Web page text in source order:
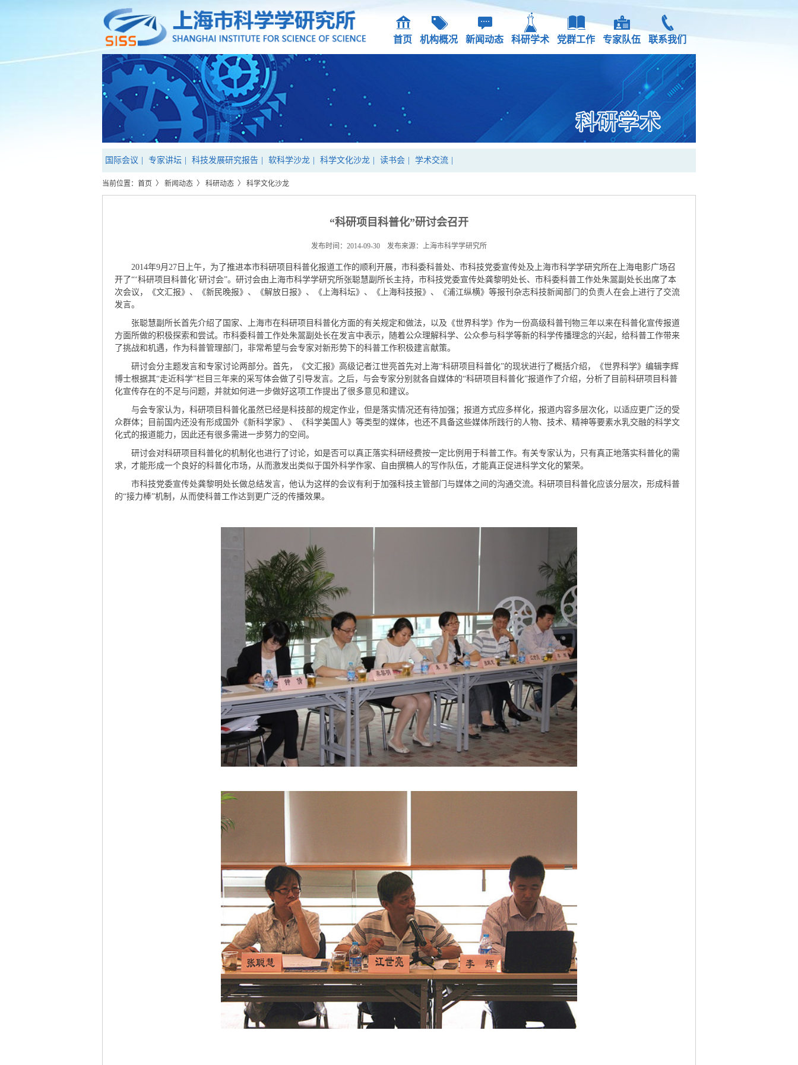
首页 机构概况 新闻动态 科研学术 党群工作 专家队伍 联系我们
国际会议 专家讲坛 科技发展研究报告 软科学沙龙 科学文化沙龙 读书会 学术交流
当前位置： 首页 〉 新闻动态 〉 科研动态 〉 科学文化沙龙
“科研项目科普化”研讨会召开
发布时间：2014-09-30 发布来源：上海市科学学研究所
2014年9月27日上午，为了推进本市科研项目科普化报道工作的顺利开展，市科委科普处、市科技党委宣传处及上海市科学学研究所在上海电影广场召
开了“‘科研项目科普化’研讨会”。研讨会由上海市科学学研究所张聪慧副所长主持，市科技党委宣传处龚黎明处长、市科委科普工作处朱翯副处长出席了本
次会议，《文汇报》、《新民晚报》、《解放日报》、《上海科坛》、《上海科技报》、《浦江纵横》等报刊杂志科技新闻部门的负责人在会上进行了交流
发言。
张聪慧副所长首先介绍了国家、上海市在科研项目科普化方面的有关规定和做法，以及《世界科学》作为一份高级科普刊物三年以来在科普化宣传报道
方面所做的积极探索和尝试。市科委科普工作处朱翯副处长在发言中表示，随着公众理解科学、公众参与科学等新的科学传播理念的兴起，给科普工作带来
了挑战和机遇，作为科普管理部门，非常希望与会专家对新形势下的科普工作积极建言献策。
研讨会分主题发言和专家讨论两部分。首先，《文汇报》高级记者江世亮首先对上海“科研项目科普化”的现状进行了概括介绍，《世界科学》编辑李辉
博士根据其“走近科学”栏目三年来的采写体会做了引导发言。之后，与会专家分别就各自媒体的“科研项目科普化”报道作了介绍，分析了目前科研项目科普
化宣传存在的不足与问题，并就如何进一步做好这项工作提出了很多意见和建议。
与会专家认为，科研项目科普化虽然已经是科技部的规定作业，但是落实情况还有待加强；报道方式应多样化，报道内容多层次化，以适应更广泛的受
众群体；目前国内还没有形成国外《新科学家》、《科学美国人》等类型的媒体，也还不具备这些媒体所践行的人物、技术、精神等要素水乳交融的科学文
化式的报道能力，因此还有很多需进一步努力的空间。
研讨会对科研项目科普化的机制化也进行了讨论，如是否可以真正落实科研经费按一定比例用于科普工作。有关专家认为，只有真正地落实科普化的需
求，才能形成一个良好的科普化市场，从而激发出类似于国外科学作家、自由撰稿人的写作队伍，才能真正促进科学文化的繁荣。
市科技党委宣传处龚黎明处长做总结发言，他认为这样的会议有利于加强科技主管部门与媒体之间的沟通交流。科研项目科普化应该分层次，形成科普
的“接力棒”机制，从而使科普工作达到更广泛的传播效果。